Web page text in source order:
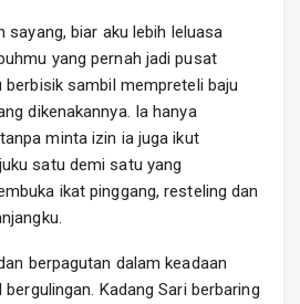
sayang, biar aku lebih leluasa
yang pernah jadi pusat
berbisik sambil mempreteli baju
dikenakannya. Ia hanya
minta izin ia juga ikut
satu demi satu yang
ikat pinggang, resteling dan
berpagutan dalam keadaan
Kadang Sari berbaring